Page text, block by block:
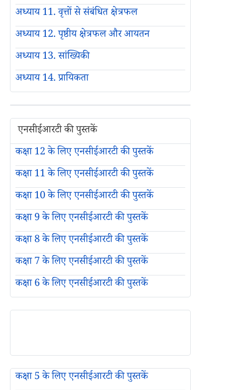
अध्याय 11. वृत्तों से संबंधित क्षेत्रफल
अध्याय 12. पृष्ठीय क्षेत्रफल और आयतन
अध्याय 13. सांख्यिकी
अध्याय 14. प्रायिकता
एनसीईआरटी की पुस्तकें
कक्षा 12 के लिए एनसीईआरटी की पुस्तकें
कक्षा 11 के लिए एनसीईआरटी की पुस्तकें
कक्षा 10 के लिए एनसीईआरटी की पुस्तकें
कक्षा 9 के लिए एनसीईआरटी की पुस्तकें
कक्षा 8 के लिए एनसीईआरटी की पुस्तकें
कक्षा 7 के लिए एनसीईआरटी की पुस्तकें
कक्षा 6 के लिए एनसीईआरटी की पुस्तकें
कक्षा 5 के लिए एनसीईआरटी की पुस्तकें